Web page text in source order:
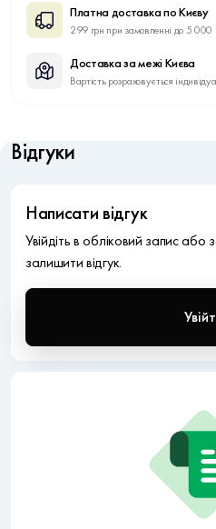
Платна доставка по Києву
299 грн при замовленні до 5 000
Доставка за межі Києва
Вартість розраховується
Відгуки
Написати відгук
Увійдіть в обліковий запис
залишити відгук.